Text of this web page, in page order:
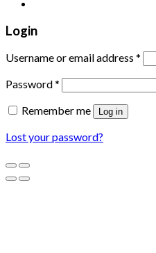
Login
Username or email address *
Password*
Remember me
Log in
Lost your password?